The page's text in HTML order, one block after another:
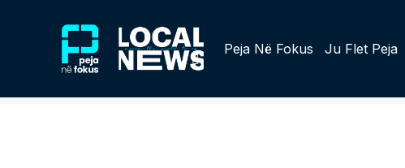
Peja Në Fokus Ju Flet Peja